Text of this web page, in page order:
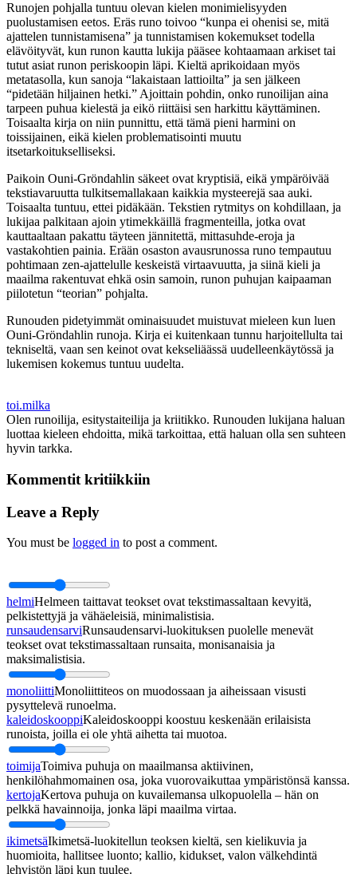
Runojen pohjalla tuntuu olevan kielen monimielisyyden
puolustamisen eetos. Eräs runo toivoo “kunpa ei ohenisi se, mitä
ajattelen tunnistamisena” ja tunnistamisen kokemukset todella
elävöityvät, kun runon kautta lukija pääsee kohtaamaan arkiset tai
tutut asiat runon periskoopin läpi. Kieltä aprikoidaan myös
metatasolla, kun sanoja “lakaistaan lattioilta” ja sen jälkeen
“pidetään hiljainen hetki.” Ajoittain pohdin, onko runoilijan aina
tarpeen puhua kielestä ja eikö riittäisi sen harkittu käyttäminen.
Toisaalta kirja on niin punnittu, että tämä pieni harmini on
toissijainen, eikä kielen problematisointi muutu
itsetarkoitukselliseksi.
Paikoin Ouni-Gröndahlin säkeet ovat kryptisiä, eikä ympäröivää
tekstiavaruutta tulkitsemallakaan kaikkia mysteerejä saa auki.
Toisaalta tuntuu, ettei pidäkään. Tekstien rytmitys on kohdillaan, ja
lukijaa palkitaan ajoin ytimekkäillä fragmenteilla, jotka ovat
kauttaaltaan pakattu täyteen jännitettä, mittasuhde-eroja ja
vastakohtien painia. Erään osaston avausrunossa runo tempautuu
pohtimaan zen-ajattelulle keskeistä virtaavuutta, ja siinä kieli ja
maailma rakentuvat ehkä osin samoin, runon puhujan kaipaaman
piilotetun “teorian” pohjalta.
Runouden pidetyimmät ominaisuudet muistuvat mieleen kun luen
Ouni-Gröndahlin runoja. Kirja ei kuitenkaan tunnu harjoitellulta tai
tekniseltä, vaan sen keinot ovat kekseliäässä uudelleenkäytössä ja
lukemisen kokemus tuntuu uudelta.
toi.milka
Olen runoilija, esitystaiteilija ja kriitikko. Runouden lukijana haluan
luottaa kieleen ehdoitta, mikä tarkoittaa, että haluan olla sen suhteen
hyvin tarkka.
Kommentit kritiikkiin
Leave a Reply
You must be logged in to post a comment.
helmiHelmeen taittavat teokset ovat tekstimassaltaan kevyitä,
pelkistettyjä ja vähäeleisiä, minimalistisia.
runsaudensarviRunsaudensarvi-luokituksen puolelle menevät
teokset ovat tekstimassaltaan runsaita, monisanaisia ja
maksimalistisia.
monoliittiMonoliittiteos on muodossaan ja aiheissaan visusti
pysyttelevä runoelma.
kaleidoskooppiKaleidoskooppi koostuu keskenään erilaisista
runoista, joilla ei ole yhtä aihetta tai muotoa.
toimijaToimiva puhuja on maailmansa aktiivinen,
henkilöhahmomainen osa, joka vuorovaikuttaa ympäristönsä kanssa.
kertojaKertova puhuja on kuvailemansa ulkopuolella – hän on
pelkkä havainnoija, jonka läpi maailma virtaa.
ikimetsäIkimetsä-luokitellun teoksen kieltä, sen kielikuvia ja
huomioita, hallitsee luonto; kallio, kidukset, valon välkehdintä
lehvistön läpi kun tuulee.